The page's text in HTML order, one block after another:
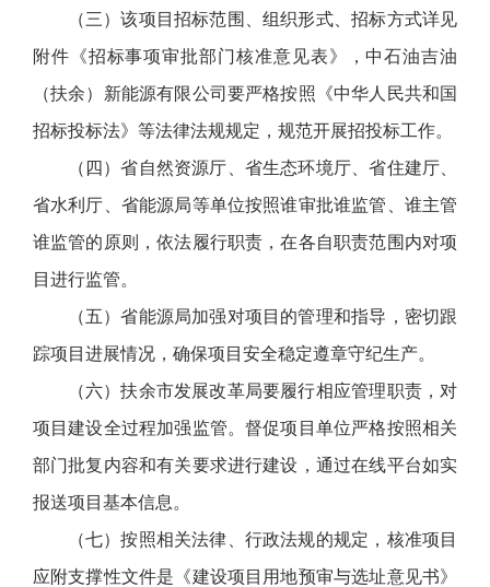
（三）该项目招标范围、组织形式、招标方式详见
附件《招标事项审批部门核准意见表》，中石油吉油
（扶余）新能源有限公司要严格按照《中华人民共和国
招标投标法》等法律法规规定，规范开展招投标工作。
（四）省自然资源厅、省生态环境厅、省住建厅、
省水利厅、省能源局等单位按照谁审批谁监管、谁主管
谁监管的原则，依法履行职责，在各自职责范围内对项
目进行监管。
（五）省能源局加强对项目的管理和指导，密切跟
踪项目进展情况，确保项目安全稳定遵章守纪生产。
（六）扶余市发展改革局要履行相应管理职责，对
项目建设全过程加强监管。督促项目单位严格按照相关
部门批复内容和有关要求进行建设，通过在线平台如实
报送项目基本信息。
（七）按照相关法律、行政法规的规定，核准项目
应附支撑性文件是《建设项目用地预审与选址意见书》